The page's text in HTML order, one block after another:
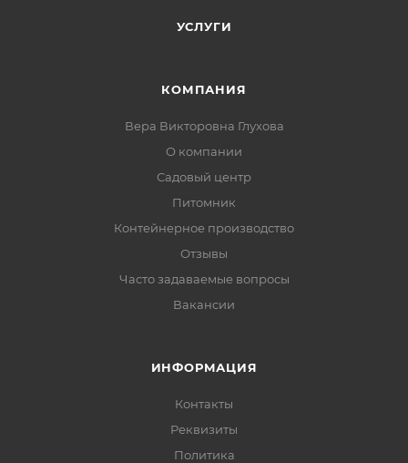
УСЛУГИ
КОМПАНИЯ
Вера Викторовна Глухова
О компании
Садовый центр
Питомник
Контейнерное производство
Отзывы
Часто задаваемые вопросы
Вакансии
ИНФОРМАЦИЯ
Контакты
Реквизиты
Политика